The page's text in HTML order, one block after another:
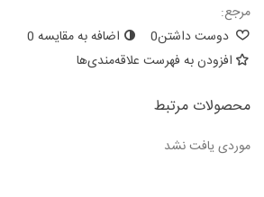
مرجع:
دوست داشتن0 اضافه به مقایسه 0
افزودن به فهرست علاقه‌مندی‌ها
محصولات مرتبط
موردی یافت نشد